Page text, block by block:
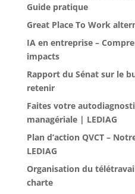
Guide pratique
Great Place To Work
IA en entreprise –
impacts
Rapport du Sénat sur le
retenir
Faites votre
managériale | LEDIAG
Plan d’action QVCT –
LEDIAG
Organisation du
charte